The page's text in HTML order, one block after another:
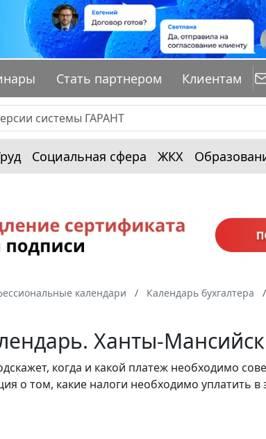
Стать партнером Клиентам
Социальная сфера ЖКХ
календари Календарь бухгалтера
Ханты-
когда и какой платеж необходимо
о том, какие налоги необходимо уплатить